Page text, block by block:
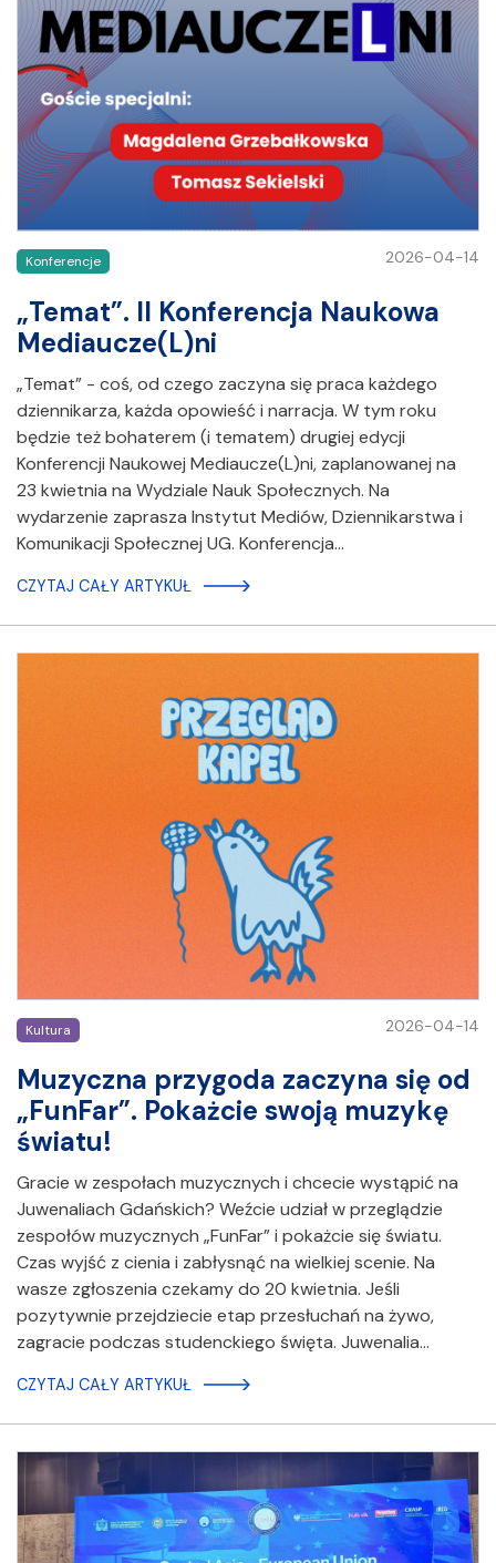
Konferencje 2026-04-14
„Temat”. II Konferencja Naukowa
Mediaucze(L)ni
„Temat” - coś, od czego zaczyna się praca każdego
dziennikarza, każda opowieść i narracja. W tym roku
będzie też bohaterem (i tematem) drugiej edycji
Konferencji Naukowej Mediaucze(L)ni, zaplanowanej na
23 kwietnia na Wydziale Nauk Społecznych. Na
wydarzenie zaprasza Instytut Mediów, Dziennikarstwa i
Komunikacji Społecznej UG. Konferencja…
CZYTAJ CAŁY ARTYKUŁ
Kultura 2026-04-14
Muzyczna przygoda zaczyna się od
„FunFar”. Pokażcie swoją muzykę
światu!
Gracie w zespołach muzycznych i chcecie wystąpić na
Juwenaliach Gdańskich? Weźcie udział w przeglądzie
zespołów muzycznych „FunFar” i pokażcie się światu.
Czas wyjść z cienia i zabłysnąć na wielkiej scenie. Na
wasze zgłoszenia czekamy do 20 kwietnia. Jeśli
pozytywnie przejdziecie etap przesłuchań na żywo,
zagracie podczas studenckiego święta. Juwenalia…
CZYTAJ CAŁY ARTYKUŁ